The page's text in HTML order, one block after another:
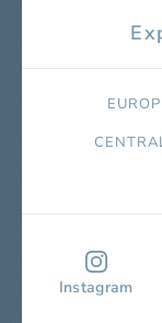
Instagram